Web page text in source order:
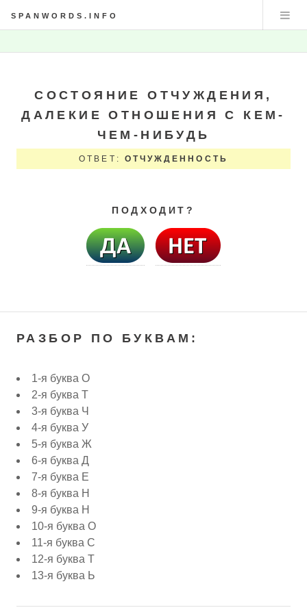
SPANWORDS.INFO
СОСТОЯНИЕ ОТЧУЖДЕНИЯ,
ДАЛЕКИЕ ОТНОШЕНИЯ С КЕМ-
ЧЕМ-НИБУДЬ
ОТВЕТ: ОТЧУЖДЕННОСТЬ
ПОДХОДИТ?
РАЗБОР ПО БУКВАМ:
1-я буква О
2-я буква Т
3-я буква Ч
4-я буква У
5-я буква Ж
6-я буква Д
7-я буква Е
8-я буква Н
9-я буква Н
10-я буква О
11-я буква С
12-я буква Т
13-я буква Ь